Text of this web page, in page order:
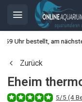
Uhr bestellt, am
Zurück
Eheim
5/5 (4